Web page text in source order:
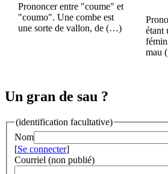
Prononcer entre "coume" et
"coumo". Une combe est
une sorte de vallon, de (…)
étant
mau
Un gran de sau ?
(identification facultative)
Nom
[Se connecter]
Courriel (non publié)